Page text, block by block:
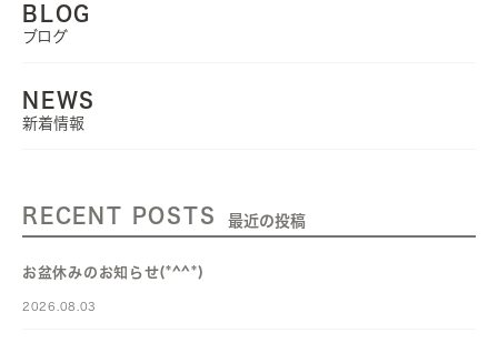
BLOG
ブログ
NEWS
新着情報
RECENT POSTS 最近の投稿
お盆休みのお知らせ(*^^*)
2026.08.03